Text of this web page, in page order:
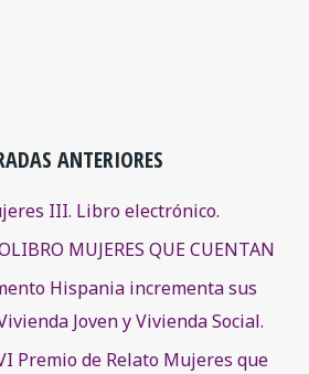
ANTERIORES
III. Libro electrónico.
MUJERES QUE CUENTAN
Hispania incrementa sus
Joven y Vivienda Social.
Premio de Relato Mujeres que